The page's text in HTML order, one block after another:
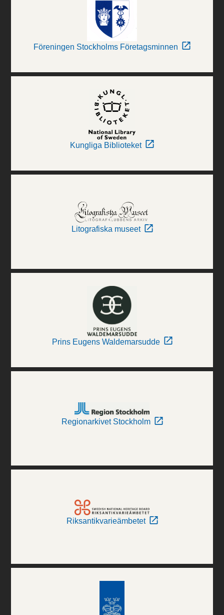
Föreningen Stockholms Företagsminnen
Kungliga Biblioteket
Litografiska museet
Prins Eugens Waldemarsudde
Regionarkivet Stockholm
Riksantikvarieämbetet